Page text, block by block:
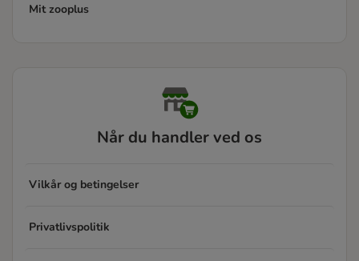
Mit zooplus
Når du handler ved os
Vilkår og betingelser
Privatlivspolitik